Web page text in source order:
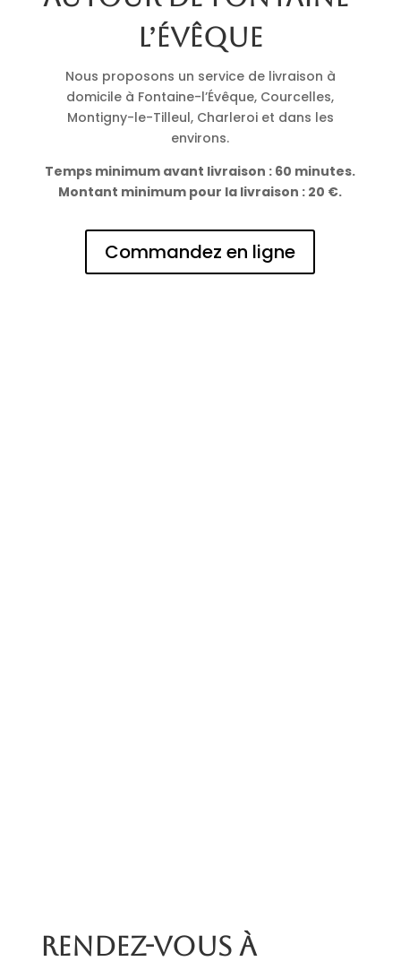
l’Évêque
Nous proposons un service de livraison à
domicile à Fontaine-l’Évêque, Courcelles,
Montigny-le-Tilleul, Charleroi et dans les
environs.
Temps minimum avant livraison : 60 minutes.
Montant minimum pour la livraison : 20 €.
Commandez en ligne
Rendez-vous à